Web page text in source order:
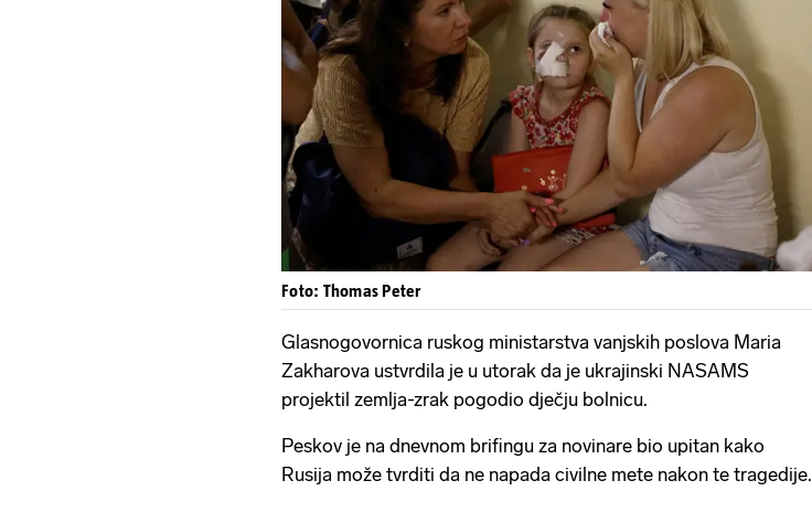
Foto: Thomas Peter
Glasnogovornica ruskog ministarstva vanjskih poslova Maria
Zakharova ustvrdila je u utorak da je ukrajinski NASAMS
projektil zemlja-zrak pogodio dječju bolnicu.
Peskov je na dnevnom brifingu za novinare bio upitan kako
Rusija može tvrditi da ne napada civilne mete nakon te tragedije.